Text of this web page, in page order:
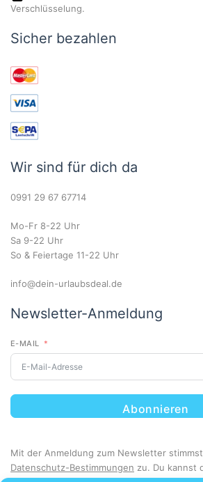
Verschlüsselung.
Sicher bezahlen
Wir sind für dich da
0991 29 67 67714
Mo-Fr 8-22 Uhr
Sa 9-22 Uhr
So & Feiertage 11-22 Uhr
info@dein-urlaubsdeal.de
Newsletter-Anmeldung
E-MAIL
Abonnieren
Mit der Anmeldung zum Newsletter
Datenschutz-Bestimmungen zu. Du kannst